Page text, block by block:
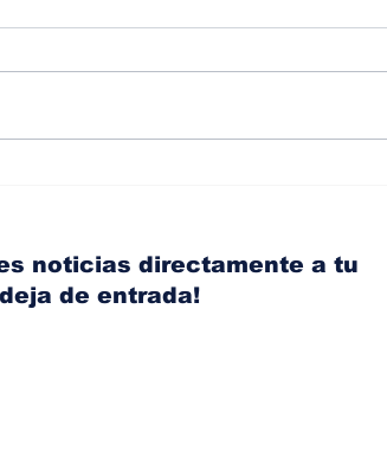
noticias directamente a tu
de entrada!